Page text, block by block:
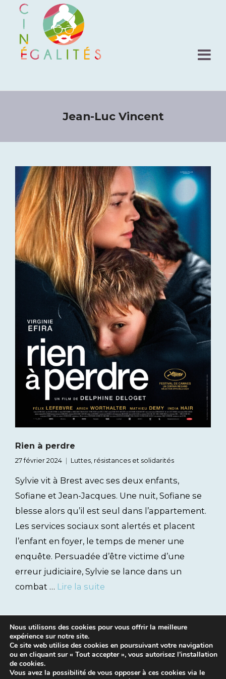
Jean-Luc Vincent
Rien à perdre
27 février 2024 Luttes, résistances et solidarités
Sylvie vit à Brest avec ses deux enfants,
Sofiane et Jean-Jacques. Une nuit, Sofiane se
blesse alors qu’il est seul dans l’appartement.
Les services sociaux sont alertés et placent
l’enfant en foyer, le temps de mener une
enquête. Persuadée d’être victime d’une
erreur judiciaire, Sylvie se lance dans un
combat … Lire la suite
Nous utilisons des cookies pour vous offrir la meilleure
expérience sur notre site.
Ce site web utilise des cookies en poursuivant votre navigation
ou en cliquant sur « Tout accepter », vous autorisez l’installation
de cookies.
Vous avez la possibilité de vous opposer à ces cookies via le